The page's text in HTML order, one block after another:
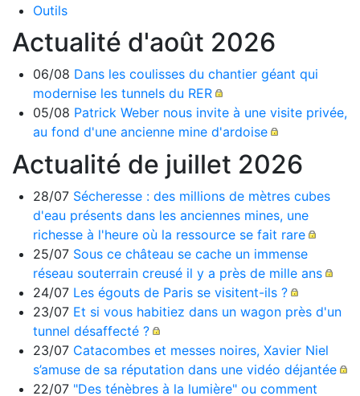
Outils
Actualité d'août 2026
06/08 Dans les coulisses du chantier géant qui
modernise les tunnels du RER
05/08 Patrick Weber nous invite à une visite privée,
au fond d'une ancienne mine d'ardoise
Actualité de juillet 2026
28/07 Sécheresse : des millions de mètres cubes
d'eau présents dans les anciennes mines, une
richesse à l'heure où la ressource se fait rare
25/07 Sous ce château se cache un immense
réseau souterrain creusé il y a près de mille ans
24/07 Les égouts de Paris se visitent-ils ?
23/07 Et si vous habitiez dans un wagon près d'un
tunnel désaffecté ?
23/07 Catacombes et messes noires, Xavier Niel
s’amuse de sa réputation dans une vidéo déjantée
22/07 "Des ténèbres à la lumière" ou comment